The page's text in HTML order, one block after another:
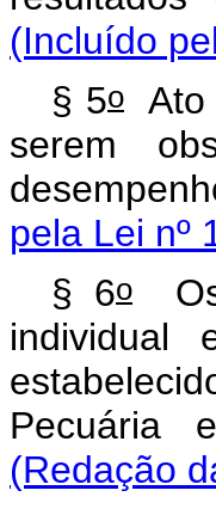
(Incluído
§ 5o Ato
serem
pela Lei nº
§ 6o
individual
Pecuária
(Redação